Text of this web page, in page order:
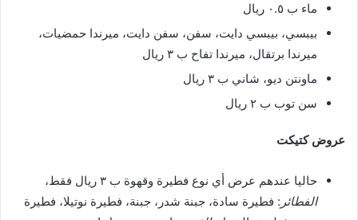
ماء ب ٠.٥ ريال
بيبسي، بيبسي دايت، سفن، سفن دايت، ميرندا حمضيات،
ميرندا برتقال، ميرندا تفاح ب ٣ ريال
ماونتن ديو، شاني ب ٣ ريال
سن توب ب ٢ ريال
عروض كتيكت
حاليا عندهم عرض أي نوع فطيرة وقهوة ب ٣ ريال فقط،
الفطائر : فطيرة سادة، جبنة شدر، جبنة، فطيرة نوتيلا، فطيرة